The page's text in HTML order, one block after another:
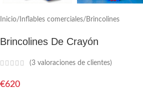
Inicio/ Inflables comerciales/ Brincolines
Brincolines De Crayón
(3 valoraciones de clientes)
€620